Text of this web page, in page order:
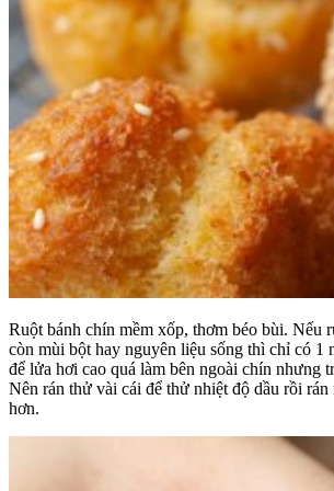
Ruột bánh chín mềm xốp, thơm béo bùi. Nếu
còn mùi bột hay nguyên liệu sống thì chỉ có 1
để lửa hơi cao quá làm bên ngoài chín nhưng
Nên rán thử vài cái để thử nhiệt độ dầu rồi
hơn.